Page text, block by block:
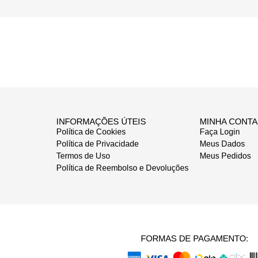
INFORMAÇÕES ÚTEIS
Política de Cookies
Política de Privacidade
Termos de Uso
Política de Reembolso e Devoluções
MINHA CONTA
Faça Login
Meus Dados
Meus Pedidos
FORMAS DE PAGAMENTO: